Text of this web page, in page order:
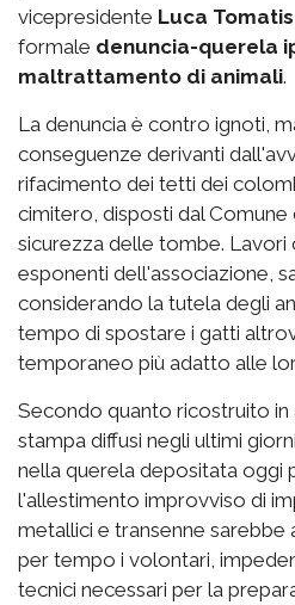
vicepresidente Luca Tomatis
formale denuncia-querela
maltrattamento di animali.
La denuncia è contro ignoti,
conseguenze derivanti
rifacimento dei tetti dei
cimitero, disposti dal Comune
sicurezza delle tombe. Lavori
esponenti dell'associazione,
considerando la tutela degli
tempo di spostare i gatti
temporaneo più adatto alle
Secondo quanto ricostruito in
stampa diffusi negli ultimi
nella querela depositata oggi
l'allestimento improvviso di
metallici e transenne
per tempo i volontari,
tecnici necessari per la